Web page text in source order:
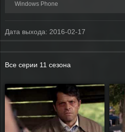
Windows Phone
Дата выхода: 2016-02-17
Все серии 11 сезона